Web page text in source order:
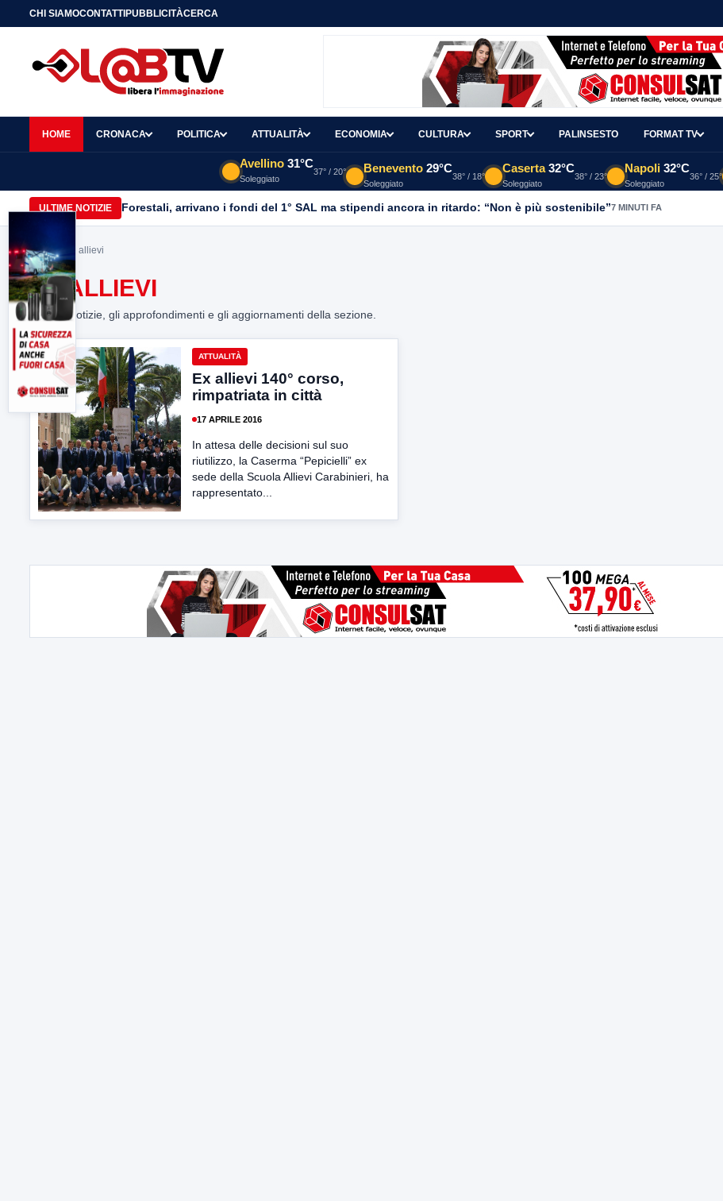
CHI SIAMOCONTATTIPUBBLICITÀCERCA
HOME CRONACA POLITICA ATTUALITÀ ECONOMIA CULTURA SPORT PALINSESTO FORMAT TV
Avellino 31°C
Soleggiato
37° / 20° Benevento 29°C
Soleggiato
38° / 18°
Caserta 32°C
Soleggiato
38° / 23°
Napoli 32°C
Soleggiato
36° / 25°
ULTIME NOTIZIE Forestali, arrivano i fondi del 1° SAL ma stipendi ancora in ritardo: “Non è più sostenibile”7 MINUTI FA
Home> ex allievi
EX ALLIEVI
Tutte le notizie, gli approfondimenti e gli aggiornamenti della sezione.
ATTUALITÀ
Ex allievi 140° corso,
rimpatriata in città
17 APRILE 2016
In attesa delle decisioni sul suo
riutilizzo, la Caserma “Pepicielli” ex
sede della Scuola Allievi Carabinieri, ha
rappresentato...